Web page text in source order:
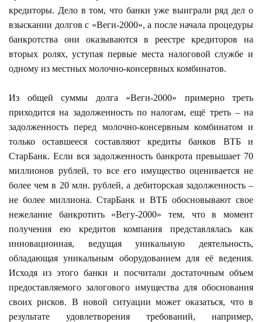
кредиторы. Дело в том, что банки уже выиграли ряд дел о
взыскании долгов с «Веги-2000», а после начала процедуры
банкротства они оказываются в реестре кредиторов на
вторых ролях, уступая первые места налоговой службе и
одному из местных молочно-консервных комбинатов.
Из общей суммы долга «Веги-2000» примерно треть
приходится на задолженность по налогам, ещё треть – на
задолженность перед молочно-консервным комбинатом и
только оставшееся составляют кредиты банков ВТБ и
СтарБанк. Если вся задолженность банкрота превышает 70
миллионов рублей, то все его имущество оценивается не
более чем в 20 млн. рублей, а дебиторская задолженность –
не более миллиона. СтарБанк и ВТБ обосновывают свое
нежелание банкротить «Вегу-2000» тем, что в момент
получения ею кредитов компания представлялась как
инновационная, ведущая уникальную деятельность,
обладающая уникальным оборудованием для её ведения.
Исходя из этого банки и посчитали достаточным объем
предоставляемого залогового имущества для обоснования
своих рисков. В новой ситуации может оказаться, что в
результате удовлетворения требований, например,